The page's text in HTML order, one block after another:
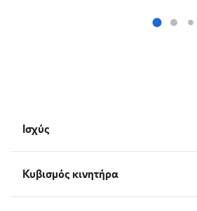
Ισχύς
Κυβισμός κινητήρα